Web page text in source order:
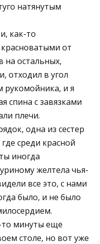
натянутым
как-то
от
на остальных,
отходил в угол
рукомойника, и я
спина с завязками
плечи.
одна из сестер
среди красной
иногда
желтела чья-
все это, с нами
было, и не было
то минуты еще
столе, но вот уже